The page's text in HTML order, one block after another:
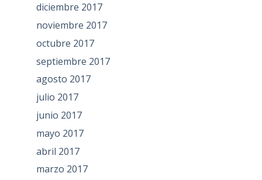
diciembre 2017
noviembre 2017
octubre 2017
septiembre 2017
agosto 2017
julio 2017
junio 2017
mayo 2017
abril 2017
marzo 2017